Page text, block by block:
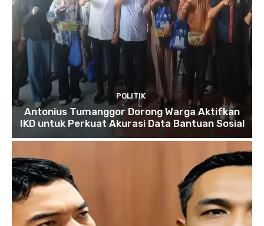
POLITIK
Antonius Tumanggor Dorong Warga Aktifkan
IKD untuk Perkuat Akurasi Data Bantuan Sosial